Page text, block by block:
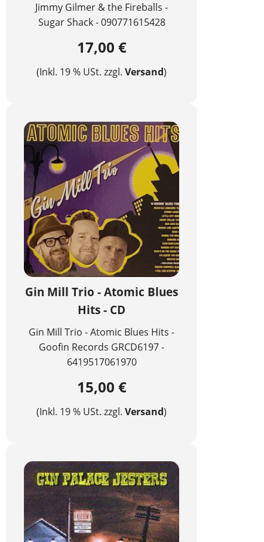
Jimmy Gilmer & the Fireballs -
Sugar Shack - 090771615428
17,00 €
(Inkl. 19 % USt. zzgl. Versand)
Gin Mill Trio - Atomic Blues
Hits - CD
Gin Mill Trio - Atomic Blues Hits -
Goofin Records GRCD6197 -
6419517061970
15,00 €
(Inkl. 19 % USt. zzgl. Versand)